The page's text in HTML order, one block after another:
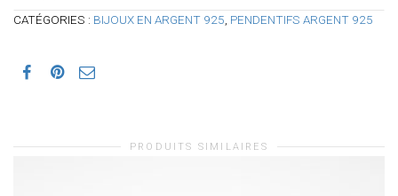
CATÉGORIES : BIJOUX EN ARGENT 925 PENDENTIFS ARGENT 925
PRODUITS SIMILAIRES